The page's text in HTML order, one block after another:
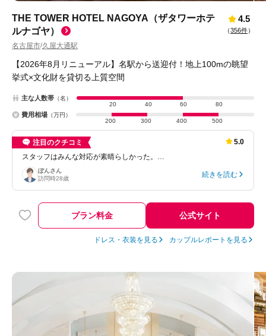
THE TOWER HOTEL NAGOYA（ザタワーホテ
ルナゴヤ）
名古屋市/久屋大通駅
4.5
（356件）
【2026年8月リニューアル】名駅から送迎付！地上100mの眺望
挙式×文化財を貸切る上質空間
主な人数帯 （名）
20
40 60 80
費用相場 （万円）
200
300 400 500
注目のクチコミ
5.0
スタッフはみんな対応が素晴らしかった。…
ぽんさん
訪問時28歳 続きを読む
プラン料金 公式サイト
ドレス・衣装を見る カップルレポートを見る